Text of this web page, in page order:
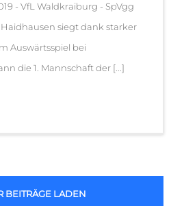
- VfL Waldkraiburg - SpVgg
siegt dank starker
Auswärtsspiel bei
die 1. Mannschaft der [...]
BEITRÄGE LADEN